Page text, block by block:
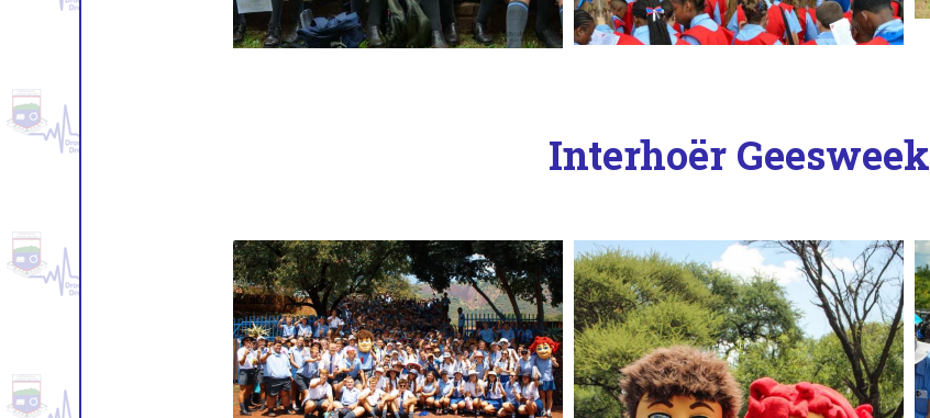
Interhoër Geesweek